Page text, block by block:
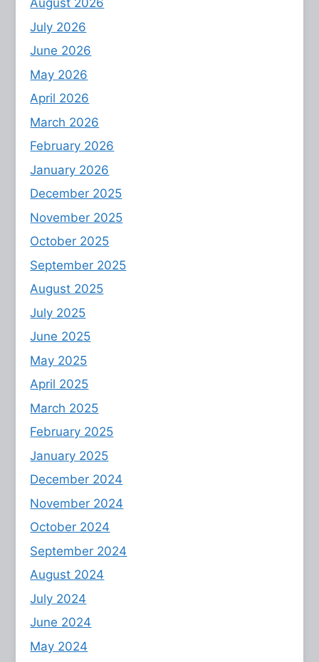
August 2026
July 2026
June 2026
May 2026
April 2026
March 2026
February 2026
January 2026
December 2025
November 2025
October 2025
September 2025
August 2025
July 2025
June 2025
May 2025
April 2025
March 2025
February 2025
January 2025
December 2024
November 2024
October 2024
September 2024
August 2024
July 2024
June 2024
May 2024